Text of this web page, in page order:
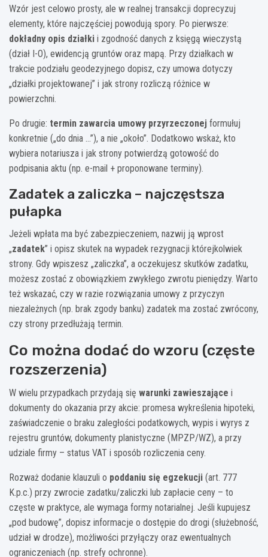
Sprzedający: _______________________ Kupujący: _______________________
Wygenerowano:08-08-2026
Wzór jest celowo prosty, ale w realnej transakcji doprecyzuj
elementy, które najczęściej powodują spory. Po pierwsze:
dokładny opis działki i zgodność danych z księgą wieczystą
(dział I-O), ewidencją gruntów oraz mapą. Przy działkach w
trakcie podziału geodezyjnego dopisz, czy umowa dotyczy
„działki projektowanej” i jak strony rozliczą różnice w
powierzchni.
Po drugie: termin zawarcia umowy przyrzeczonej formułuj
konkretnie („do dnia …”), a nie „około”. Dodatkowo wskaż, kto
wybiera notariusza i jak strony potwierdzą gotowość do
podpisania aktu (np. e-mail + proponowane terminy).
Zadatek a zaliczka – najczęstsza
pułapka
Jeżeli wpłata ma być zabezpieczeniem, nazwij ją wprost
„zadatek” i opisz skutek na wypadek rezygnacji którejkolwiek
strony. Gdy wpiszesz „zaliczka”, a oczekujesz skutków zadatku,
możesz zostać z obowiązkiem zwykłego zwrotu pieniędzy. Warto
też wskazać, czy w razie rozwiązania umowy z przyczyn
niezależnych (np. brak zgody banku) zadatek ma zostać zwrócony,
czy strony przedłużają termin.
Co można dodać do wzoru (częste
rozszerzenia)
W wielu przypadkach przydają się warunki zawieszające i
dokumenty do okazania przy akcie: promesa wykreślenia hipoteki,
zaświadczenie o braku zaległości podatkowych, wypis i wyrys z
rejestru gruntów, dokumenty planistyczne (MPZP/WZ), a przy
udziale firmy – status VAT i sposób rozliczenia ceny.
Rozważ dodanie klauzuli o poddaniu się egzekucji (art. 777
K.p.c.) przy zwrocie zadatku/zaliczki lub zapłacie ceny – to
częste w praktyce, ale wymaga formy notarialnej. Jeśli kupujesz
„pod budowę”, dopisz informacje o dostępie do drogi (służebność,
udział w drodze), możliwości przyłączy oraz ewentualnych
ograniczeniach (np. strefy ochronne).